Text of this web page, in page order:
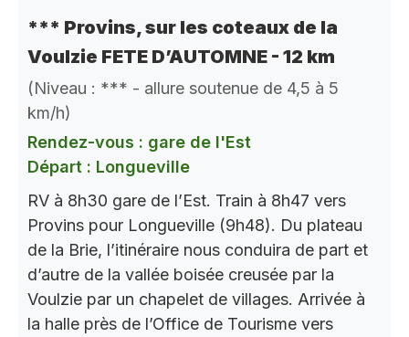
*** Provins, sur les coteaux de la
Voulzie FETE D’AUTOMNE - 12 km
(Niveau : *** - allure soutenue de 4,5 à 5
km/h)
Rendez-vous : gare de l'Est
Départ : Longueville
RV à 8h30 gare de l’Est. Train à 8h47 vers
Provins pour Longueville (9h48). Du plateau
de la Brie, l’itinéraire nous conduira de part et
d’autre de la vallée boisée creusée par la
Voulzie par un chapelet de villages. Arrivée à
la halle près de l’Office de Tourisme vers